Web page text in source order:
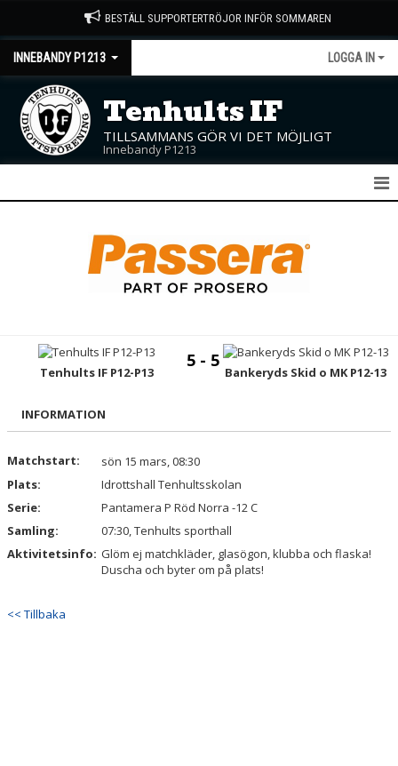
BESTÄLL SUPPORTERTRÖJOR INFÖR SOMMAREN
INNEBANDY P1213 LOGGA IN
Tenhults IF
TILLSAMMANS GÖR VI DET MÖJLIGT
Innebandy P1213
TRUPPEN
BILDGALLERI
KONTAKT
Tenhults IF P12-P13
5 - 5
Bankeryds Skid o MK P12-13
INFORMATION
Matchstart:
sön 15 mars, 08:30
Plats:
Idrottshall Tenhultsskolan
Serie:
Pantamera P Röd Norra -12 C
Samling:
07:30, Tenhults sporthall
Aktivitetsinfo: Glöm ej matchkläder, glasögon, klubba och flaska!
Duscha och byter om på plats!
<< Tillbaka